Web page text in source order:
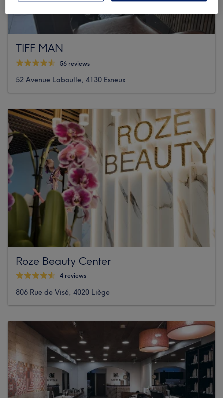
TIFF MAN
56 reviews
52 Avenue Laboulle, 4130 Esneux
Roze Beauty Center
4 reviews
806 Rue de Visé, 4020 Liège